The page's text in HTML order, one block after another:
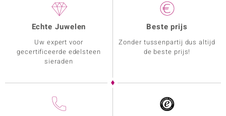
Echte Juwelen
Uw expert voor
gecertificeerde edelsteen
sieraden
Beste prijs
Zonder tussenpartij dus altijd
de beste prijs!